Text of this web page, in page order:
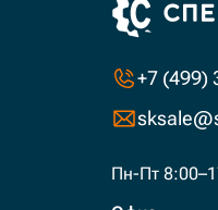
+7 (499)
Пн-Пт